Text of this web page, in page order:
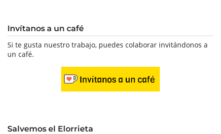
Invítanos a un café
Si te gusta nuestro trabajo, puedes colaborar invitándonos a
un café.
Salvemos el Elorrieta